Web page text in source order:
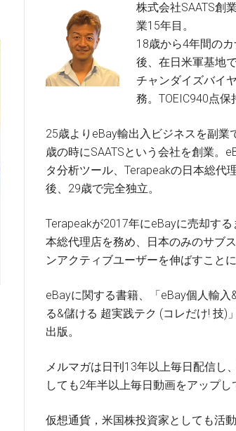
株式会社SAATS創
業15年目。
18歳から4年間の
後、在日米軍基地
チャンダイズバイ
務。TOEIC940点保
25歳よりeBay輸出入ビジネスを副業
歳の時にSAATSという会社を創業。
タ分析ツール、Terapeakの日本総代
後、29歳で完全独立。
Terapeakが2017年にeBayに売却する
本総代理店を務め、日本のみのサブ
ンアクティブユーザーを伸ばすことに
eBayに関する書籍、「eBay個人輸入
る&儲ける 超実践テク (コレだけ! 技)
出版。
メルマガは日刊13年以上毎日配信し
しても2年半以上毎日動画をアップし
仮想通貨，米国株投資家としても活